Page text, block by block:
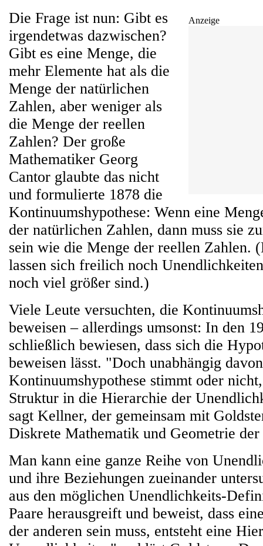
Anzeige
Die Frage ist nun: Gibt es
irgendetwas dazwischen?
Gibt es eine Menge, die
mehr Elemente hat als die
Menge der natürlichen
Zahlen, aber weniger als
die Menge der reellen
Zahlen? Der große
Mathematiker Georg
Cantor glaubte das nicht
und formulierte 1878 die
Kontinuumshypothese: Wenn eine
der natürlichen Zahlen, dann muss sie
sein wie die Menge der reellen Zahlen.
lassen sich freilich noch
noch viel größer sind.)
Viele Leute versuchten, die
beweisen – allerdings umsonst: In den
schließlich bewiesen, dass sich die
beweisen lässt. "Doch unabhängig
Kontinuumshypothese stimmt oder
Struktur in die Hierarchie der
sagt Kellner, der gemeinsam mit
Diskrete Mathematik und Geometrie
Man kann eine ganze Reihe von
und ihre Beziehungen zueinander
aus den möglichen Unendlichkeits-
Paare herausgreift und beweist, dass
der anderen sein muss, entsteht eine